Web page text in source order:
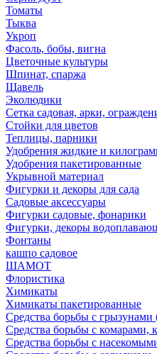
Томаты
Тыква
Укроп
Фасоль, бобы, вигна
Цветочные культуры
Шпинат, спаржа
Щавель
Эколюдики
Сетка садовая, арки,
Стойки для цветов
Теплицы, парники
Удобрения жидкие и
Удобрения пакетированные
Укрывной материал
Фигурки и декоры для сада
Садовые аксессуары
Фигурки садовые, фонарики
Фигурки, декоры
Фонтаны
кашпо садовое
ШАМОТ
Флористика
Химикаты
Химикаты пакетированные
Средства борьбы с
Средства борьбы с
Средства борьбы с